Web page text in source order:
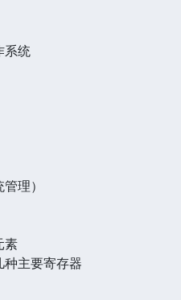
系统
理）
素
种主要寄存器